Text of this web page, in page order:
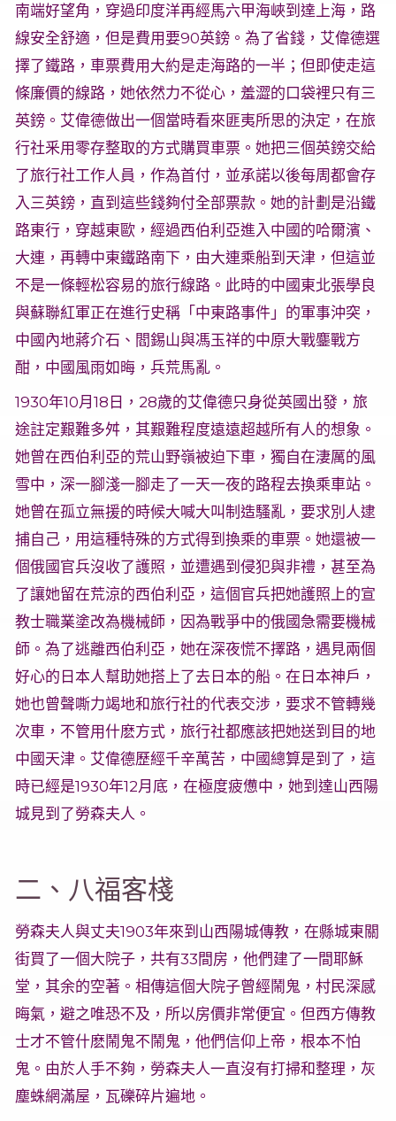
南端好望角，穿過印度洋再經馬六甲海峽到達上海，路
線安全舒適，但是費用要90英鎊。為了省錢，艾偉德選
擇了鐵路，車票費用大約是走海路的一半；但即使走這
條廉價的線路，她依然力不從心，羞澀的口袋裡只有三
英鎊。艾偉德做出一個當時看來匪夷所思的決定，在旅
行社釆用零存整取的方式購買車票。她把三個英鎊交給
了旅行社工作人員，作為首付，並承諾以後每周都會存
入三英鎊，直到這些錢夠付全部票款。她的計劃是沿鐵
路東行，穿越東歐，經過西伯利亞進入中國的哈爾濱、
大連，再轉中東鐵路南下，由大連乘船到天津，但這並
不是一條輕松容易的旅行線路。此時的中國東北張學良
與蘇聯紅軍正在進行史稱「中東路事件」的軍事沖突，
中國內地蔣介石、閻錫山與馮玉祥的中原大戰鏖戰方
酣，中國風雨如晦，兵荒馬亂。
1930年10月18日，28歲的艾偉德只身從英國出發，旅
途註定艱難多舛，其艱難程度遠遠超越所有人的想象。
她曾在西伯利亞的荒山野嶺被迫下車，獨自在淒厲的風
雪中，深一腳淺一腳走了一天一夜的路程去換乘車站。
她曾在孤立無援的時候大喊大叫制造騷亂，要求別人逮
捕自己，用這種特殊的方式得到換乘的車票。她還被一
個俄國官兵沒收了護照，並遭遇到侵犯與非禮，甚至為
了讓她留在荒涼的西伯利亞，這個官兵把她護照上的宣
教士職業塗改為機械師，因為戰爭中的俄國急需要機械
師。為了逃離西伯利亞，她在深夜慌不擇路，遇見兩個
好心的日本人幫助她搭上了去日本的船。在日本神戶，
她也曾聲嘶力竭地和旅行社的代表交涉，要求不管轉幾
次車，不管用什麽方式，旅行社都應該把她送到目的地
中國天津。艾偉德歷經千辛萬苦，中國總算是到了，這
時已經是1930年12月底，在極度疲憊中，她到達山西陽
城見到了勞森夫人。
二、八福客棧
勞森夫人與丈夫1903年來到山西陽城傳教，在縣城東關
街買了一個大院子，共有33間房，他們建了一間耶穌
堂，其余的空著。相傳這個大院子曾經鬧鬼，村民深感
晦氣，避之唯恐不及，所以房價非常便宜。但西方傳教
士才不管什麽鬧鬼不鬧鬼，他們信仰上帝，根本不怕
鬼。由於人手不夠，勞森夫人一直沒有打掃和整理，灰
塵蛛網滿屋，瓦礫碎片遍地。